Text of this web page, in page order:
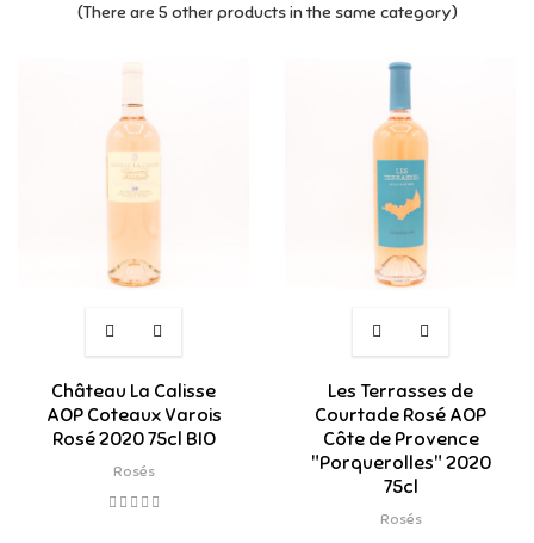
(There are 5 other products in the same category)
Château La Calisse
AOP Coteaux Varois
Rosé 2020 75cl BIO
Rosés
Les Terrasses de
Courtade Rosé AOP
Côte de Provence
"Porquerolles" 2020
75cl
Rosés